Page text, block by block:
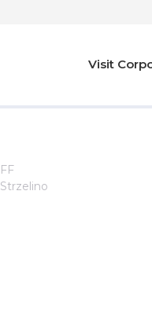
Visit
FF
Strzelino